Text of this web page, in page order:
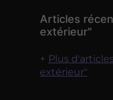
Articles
extérieur"
Plus
extérieur"